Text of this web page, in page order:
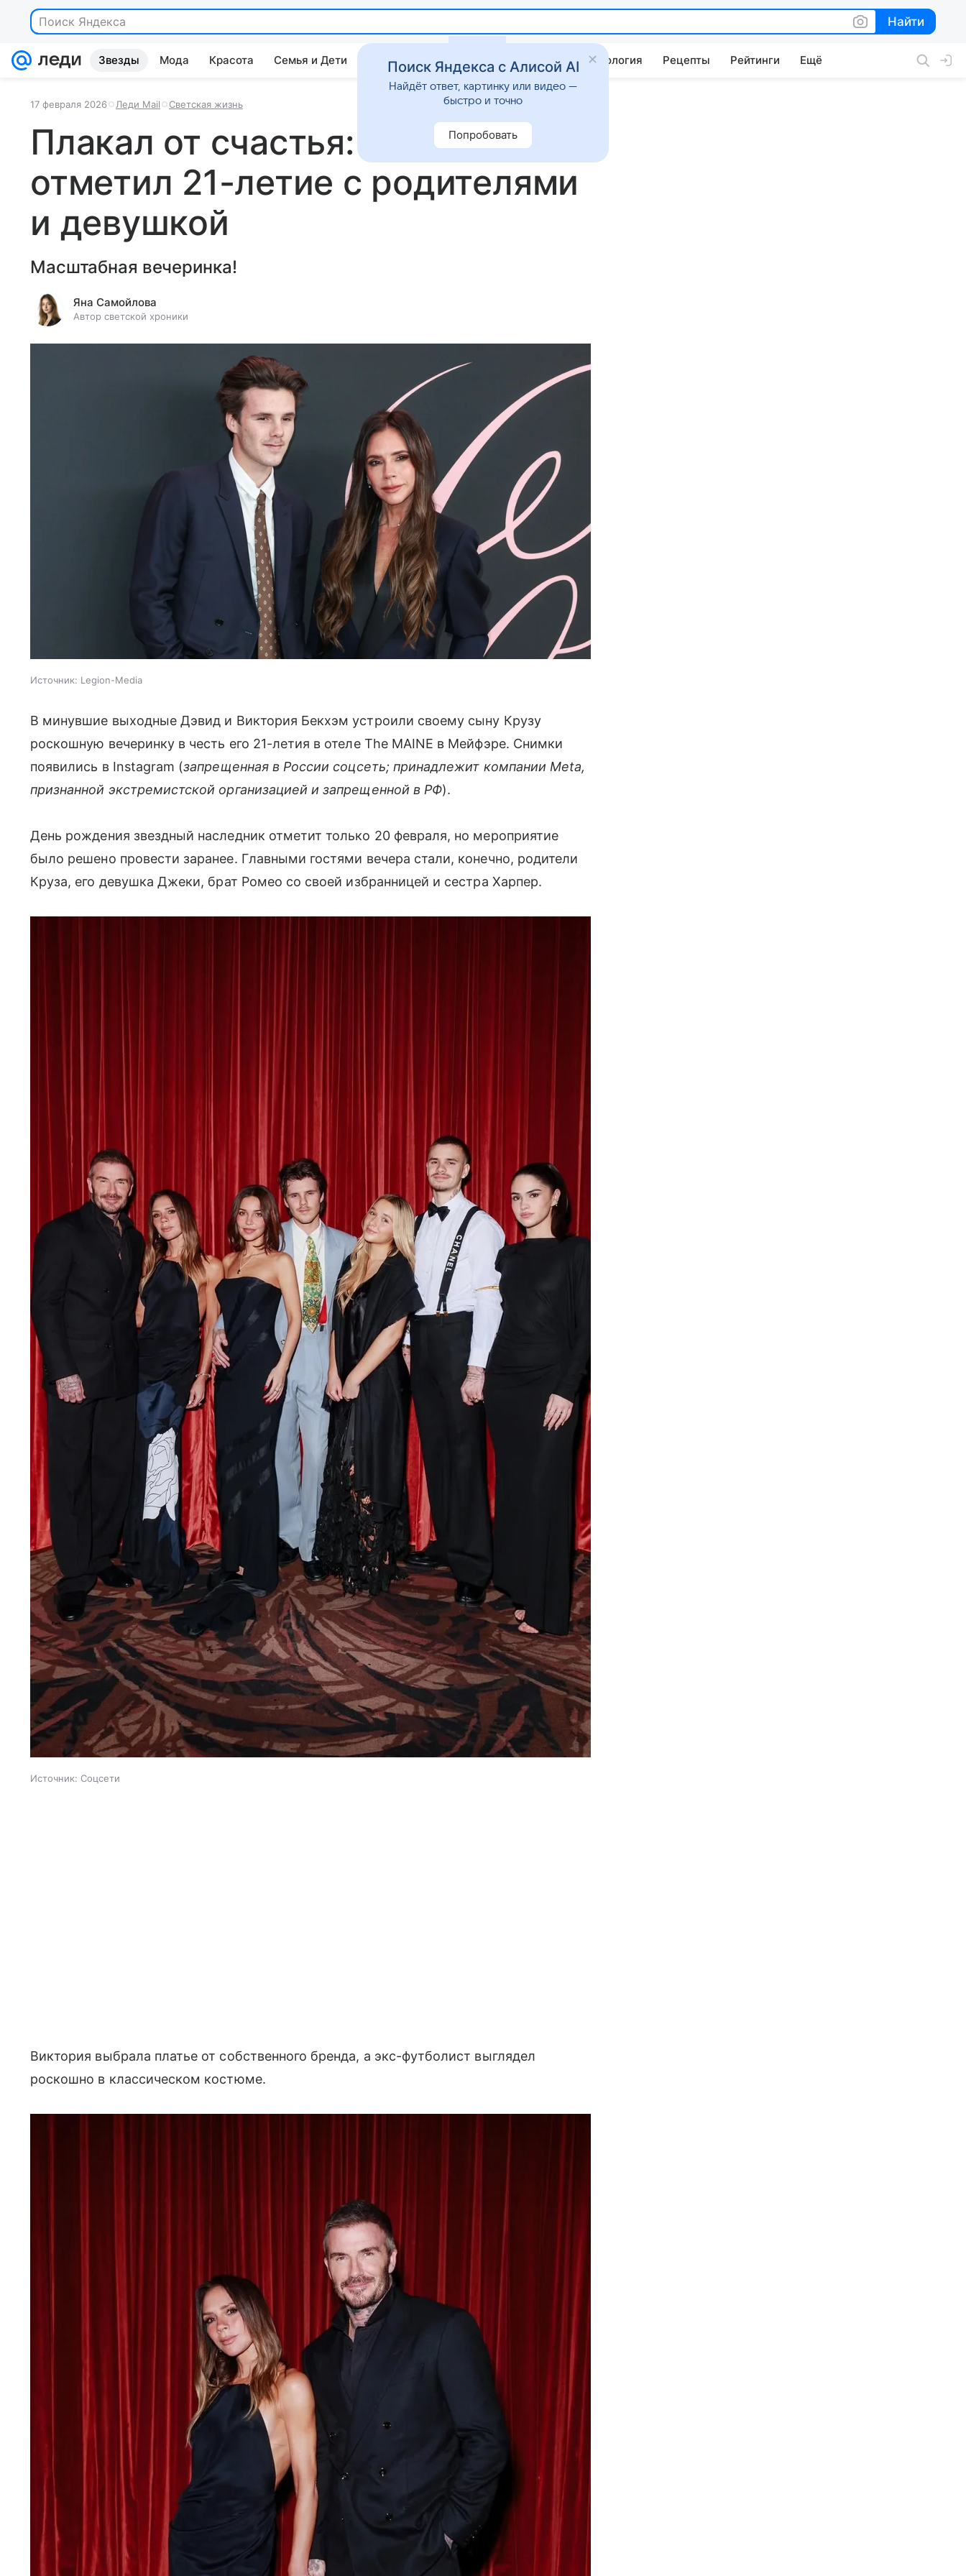
Поиск Яндекса Найти
Найти
Звезды Мода Красота Семья и Дети Дом Гороскопы Стиль жизни Психология Рецепты Рейтинги Ещё
17 февраля 2026 Леди Mail Светская жизнь
Плакал от счастья: Круз Бекхэм
отметил 21-летие с родителями
и девушкой
Масштабная вечеринка!
Яна Самойлова
Автор светской хроники
Источник: Legion-Media
В минувшие выходные Дэвид и Виктория Бекхэм устроили своему сыну Крузу
роскошную вечеринку в честь его 21-летия в отеле The MAINE в Мейфэре. Снимки
появились в Instagram (запрещенная в России соцсеть; принадлежит компании Meta,
признанной экстремистской организацией и запрещенной в РФ).
День рождения звездный наследник отметит только 20 февраля, но мероприятие
было решено провести заранее. Главными гостями вечера стали, конечно, родители
Круза, его девушка Джеки, брат Ромео со своей избранницей и сестра Харпер.
Источник: Соцсети
Виктория выбрала платье от собственного бренда, а экс-футболист выглядел
роскошно в классическом костюме.
Поиск Яндекса с Алисой AI
Найдёт ответ, картинку или видео —
быстро и точно
Попробовать